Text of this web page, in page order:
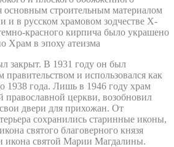
основным строительным материалом
и в русском храмовом зодчестве X-
красного кирпича было украшено
Храм в эпоху атеизма
закрыт. В 1931 году он был
правительством и использовался как
1938 года. Лишь в 1946 году храм
православной церкви, возобновил
двери для прихожан. От
сохранились старинные иконы,
святого благоверного князя
икона святой Марии Магдалины.